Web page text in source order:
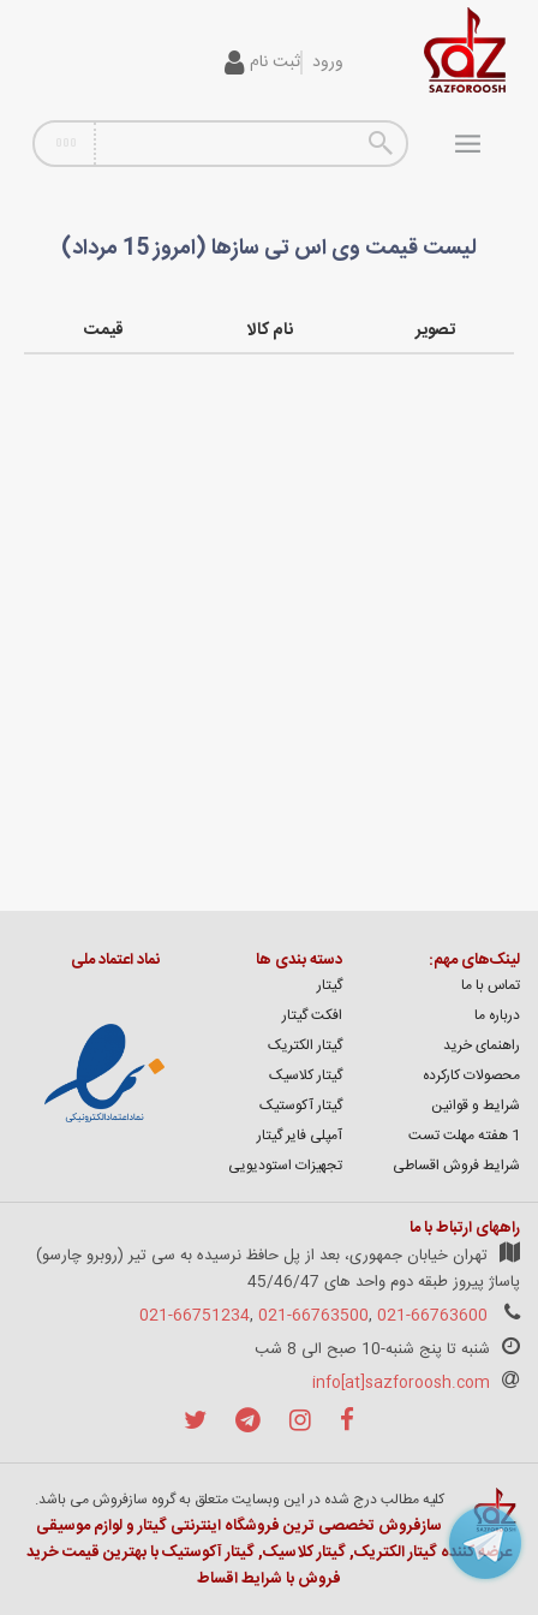
ورود ثبت نام
پیانو و کیبورد
لیست قیمت وی اس تی سازها (امروز 15 مرداد)
تصویر نام کالا قیمت
لینک‌های مهم:
تماس با ما
درباره ما
راهنمای خرید
محصولات کارکرده
شرایط و قوانین
1 هفته مهلت تست
شرایط فروش اقساطی
دسته بندی ها
گیتار
افکت گیتار
گیتار الکتریک
گیتار کلاسیک
گیتار آکوستیک
آمپلی فایر گیتار
تجهیزات استودیویی
نماد اعتماد ملی
راههای ارتباط با ما
تهران خیابان جمهوری، بعد از پل حافظ نرسیده به سی تیر (روبرو چارسو)
پاساژ پیروز طبقه دوم واحد های 45/46/47
021-66763600
,
021-66763500
,
021-66751234
شنبه تا پنج شنبه-10 صبح الی 8 شب
info[at]sazforoosh.com
کلیه مطالب درج شده در این وبسایت متعلق به گروه سازفروش می باشد.
سازفروش تخصصی ترین فروشگاه اینترنتی گیتار و لوازم موسیقی
عرضه کننده گیتار الکتریک, گیتار کلاسیک, گیتار آکوستیک با بهترین قیمت خرید
فروش با شرایط اقساط